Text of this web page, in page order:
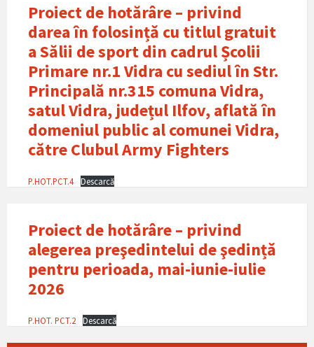
Proiect de hotărâre – privind
darea în folosințǎ cu titlul gratuit
a Sălii de sport din cadrul Școlii
Primare nr.1 Vidra cu sediul în Str.
Principală nr.315 comuna Vidra,
satul Vidra, județul Ilfov, aflată în
domeniul public al comunei Vidra,
către Clubul Army Fighters
P.HOT.PCT.4 Descarcă
Proiect de hotărâre – privind
alegerea preşedintelui de şedințǎ
pentru perioada, mai-iunie-iulie
2026
P.HOT. PCT.2 Descarcă